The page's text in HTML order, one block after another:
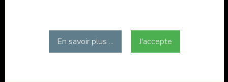
En savoir plus ... J'accepte